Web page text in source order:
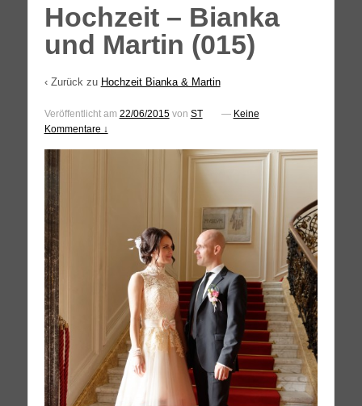
Hochzeit – Bianka
und Martin (015)
‹ Zurück zu Hochzeit Bianka & Martin
Veröffentlicht am 22/06/2015von ST — Keine
Kommentare ↓